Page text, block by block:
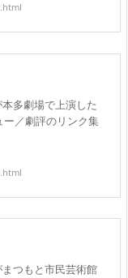
本多劇場で上演した
／劇評のリンク集
まつもと市民芸術館